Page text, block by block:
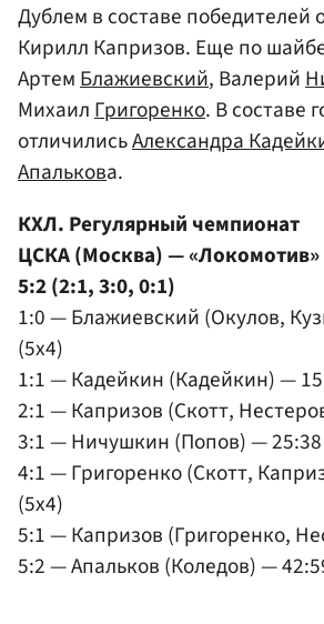
Дублем в составе победителей
Кирилл Капризов. Еще по
АртемБлажиевский, Валерий
МихаилГригоренко. В составе
отличилисьАлександра
Апалькова.
КХЛ. Регулярный чемпионат
ЦСКА (Москва) —
5:2 (2:1, 3:0, 0:1)
1:0 — Блажиевский (Окулов,
(5x4)
1:1 — Кадейкин (Кадейкин) —
2:1 — Капризов (Скотт,
3:1 — Ничушкин (Попов) — 25:38
4:1 — Григоренко (Скотт,
(5x4)
5:1 — Капризов (Григоренко,
5:2 — Апальков (Коледов) —